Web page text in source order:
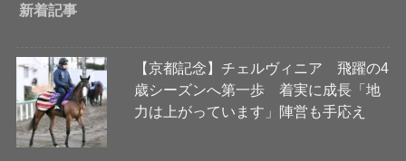
新着記事
【京都記念】チェルヴィニア 飛躍の4
歳シーズンへ第一歩 着実に成長「地
力は上がっています」陣営も手応え